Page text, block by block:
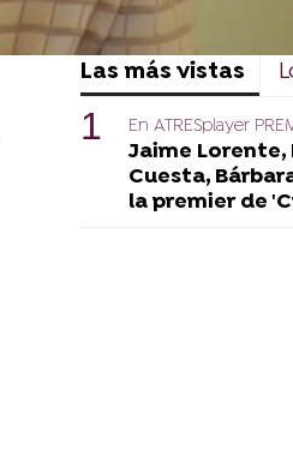
Las más vistas
En ATRESplayer
Jaime Lorente,
Cuesta,
la premier de